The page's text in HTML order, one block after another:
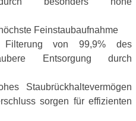
Feinstaubaufnahme
Filterung von 99,9% des
Entsorgung durch
Staubrückhaltevermögen
sorgen für effizienten